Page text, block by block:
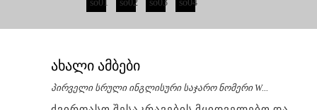
Ახალი Ამბები
პირველი სრული ინგლისური საჯარო ნომერი W...